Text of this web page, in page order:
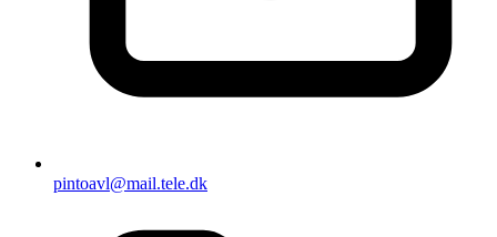
pintoavl@mail.tele.dk